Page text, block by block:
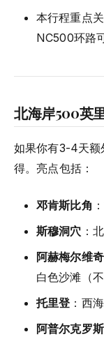
本行程重点
NC500环路
北海岸500英
如果你有3-4天额
得。亮点包括：
邓肯斯比角
斯穆洞穴 ：
阿赫梅尔维
白色沙滩（
托里登 ：西
阿普尔克罗